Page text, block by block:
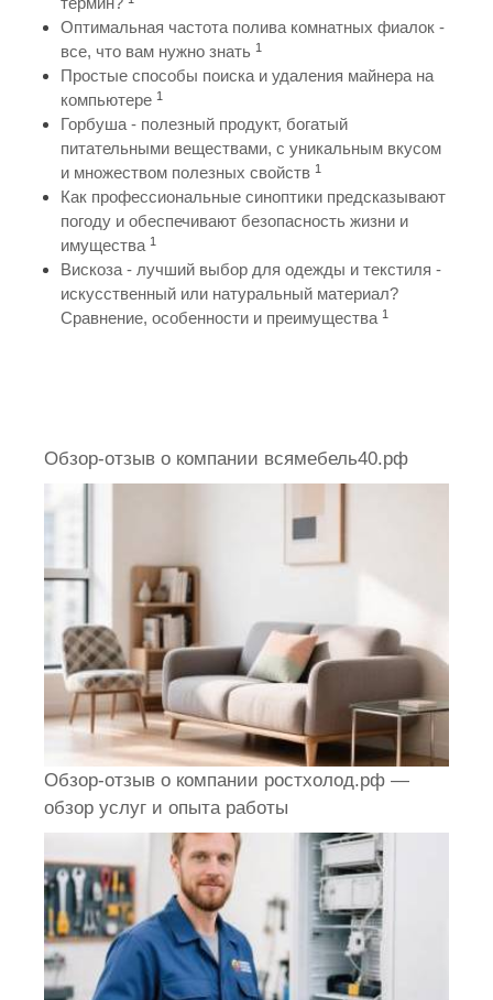
Оптимальная частота полива комнатных фиалок -
все, что вам нужно знать 1
Простые способы поиска и удаления майнера на
компьютере 1
Горбуша - полезный продукт, богатый
питательными веществами, с уникальным вкусом
и множеством полезных свойств 1
Как профессиональные синоптики предсказывают
погоду и обеспечивают безопасность жизни и
имущества 1
Вискоза - лучший выбор для одежды и текстиля -
искусственный или натуральный материал?
Сравнение, особенности и преимущества 1
Обзор-отзыв о компании всямебель40.рф
Обзор-отзыв о компании ростхолод.рф —
обзор услуг и опыта работы